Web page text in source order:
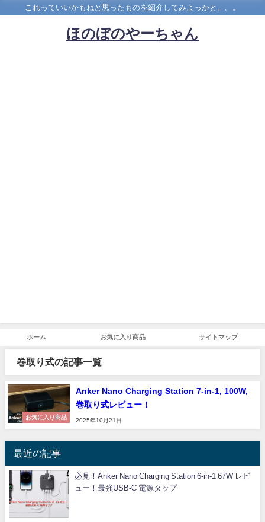
これっていいかもねと思ったものを紹介してみよっかと。。。
ほのぼのやーちゃん
ホーム お気に入り商品 サイトマップ
巻取り式の記事一覧
お気に入り商品
Anker Nano Charging Station 7-in-1, 100W,
巻取り式レビュー！
2025年10月21日
最近の記事
必見！Anker Nano Charging Station 6-in-1 67W レビ
ュー！最強USB-C 電源タップ